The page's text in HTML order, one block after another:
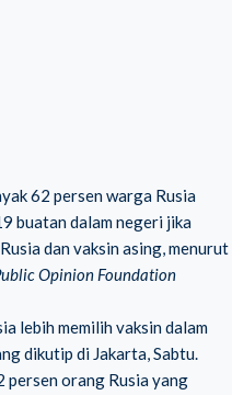
62 persen warga Rusia
buatan dalam negeri jika
dan vaksin asing, menurut
Opinion Foundation
lebih memilih vaksin dalam
dikutip di Jakarta, Sabtu.
orang Rusia yang